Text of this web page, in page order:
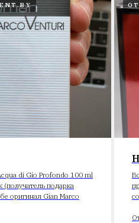
di Gio Profondo 100 ml
подарка
оригинал Gian Marco